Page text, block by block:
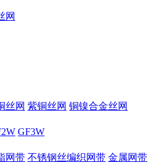
网
丝网 紫铜丝网 铜镍合金丝网
GF3W
网带 不锈钢丝编织网带 金属网带